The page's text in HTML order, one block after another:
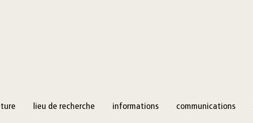
lieu de recherche informations communications